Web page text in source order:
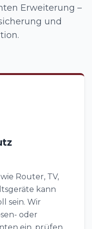
Erweiterung –
und
Router, TV,
kann
sein. Wir
oder